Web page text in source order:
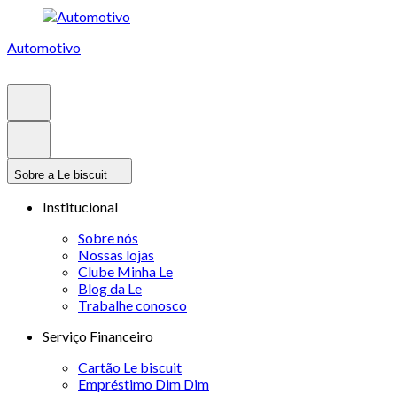
Automotivo
Sobre a Le biscuit
Institucional
Sobre nós
Nossas lojas
Clube Minha Le
Blog da Le
Trabalhe conosco
Serviço Financeiro
Cartão Le biscuit
Empréstimo Dim Dim